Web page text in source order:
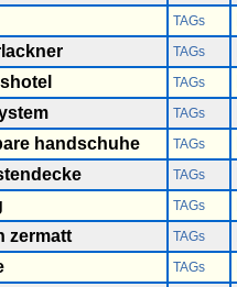
TAGs
TAGs
TAGs
TAGs
handschuhe TAGs
TAGs
TAGs
zermatt TAGs
TAGs